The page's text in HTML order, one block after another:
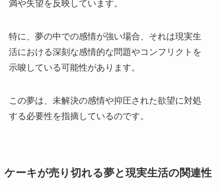
満や失望を反映しています。
特に、夢の中での感情が強い場合、それは現実生
活における深刻な感情的な問題やコンフリクトを
示唆している可能性があります。
この夢は、未解決の感情や抑圧された欲望に対処
する必要性を指摘しているのです。
ケーキが売り切れる夢と現実生活の関連性